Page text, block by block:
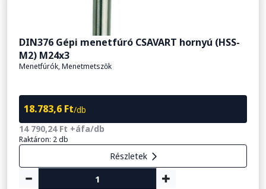
DIN376 Gépi menetfúró CSAVART hornyú (HSS-
M2) M24x3
Menetfúrók, Menetmetszők
18.783,6 Ft/db
14 790,24 Ft +áfa/db
Raktáron: 2 db
Részletek